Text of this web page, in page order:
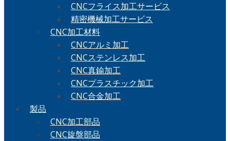
CNCフライス加工サービス
精密機械加工サービス
CNC加工材料
CNCアルミ加工
CNCステンレス加工
CNC真鍮加工
CNCプラスチック加工
CNC合金加工
製品
CNC加工部品
CNC旋盤部品